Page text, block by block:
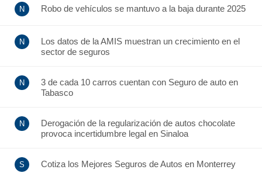
Robo de vehículos se mantuvo a la baja durante 2025
Los datos de la AMIS muestran un crecimiento en el
sector de seguros
3 de cada 10 carros cuentan con Seguro de auto en
Tabasco
Derogación de la regularización de autos chocolate
provoca incertidumbre legal en Sinaloa
Cotiza los Mejores Seguros de Autos en Monterrey